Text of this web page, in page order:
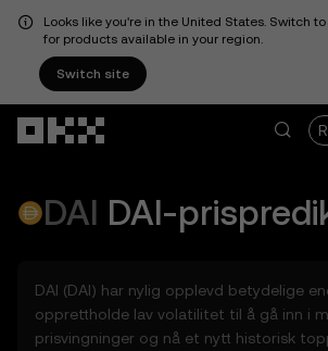
Looks like you're in the United States. Switch
for products available in your region.
Switch site
DAI DAI-
DAI (DAI) har nylig opplevd betydelige
opprettholde lav volatilitet til å gå inn i
prisvingninger og nå et nytt historisk